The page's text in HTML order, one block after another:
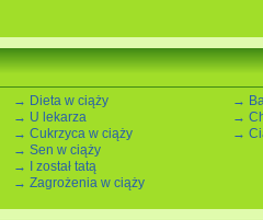
→ Dieta w ciąży
→ U lekarza
→ Cukrzyca w ciąży
→ Sen w ciąży
→ I został tatą
→ Zagrożenia w ciąży
→
→
→